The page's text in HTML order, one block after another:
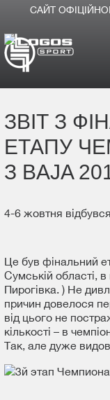
САЙТ
Продукція
Новини
Про компанію
ЗВІТ З
ЕТАПУ
З BAJA
4-6 жовтня
Це був фінальний
Сумській області,
Пирогівка. ) Не
причин довелося
від цього не
кількості – в
Так, але дуже